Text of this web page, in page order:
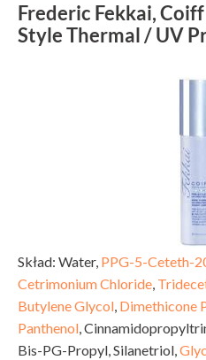
Frederic Fekkai,
Style Thermal / UV
Skład: Water, PPG-5-Ceteth-
Cetrimonium Chloride
Butylene Glycol Dimethicone
Panthenol ,
Bis-PG-Propyl, Silanetriol,